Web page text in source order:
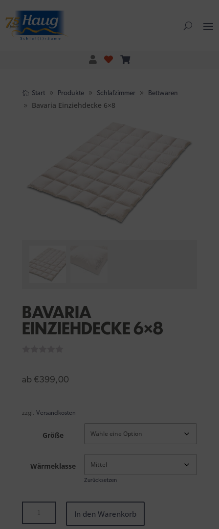
Start Produkte Schlafzimmer Bettwaren
Bavaria Einziehdecke 6×8
BAVARIA
EINZIEHDECKE 6×8
ab €399,00
zzgl. Versandkosten
Größe
Wärmeklasse
Zurücksetzen
Einziehdecke
In den Warenkorb